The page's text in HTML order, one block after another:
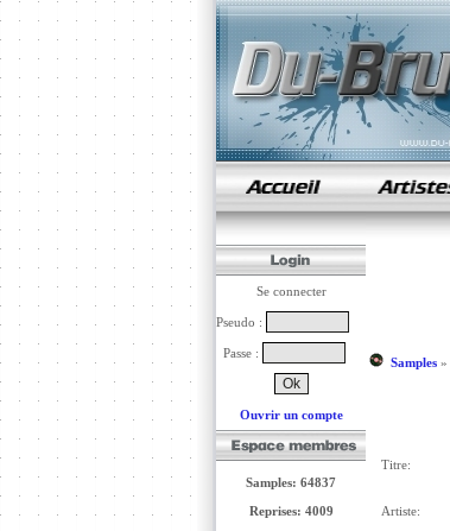
samples de rap
Se connecter
Pseudo :
Passe :
Ouvrir un compte
Samples: 64837
Reprises: 4009
Samples»
Titre:
Artiste: